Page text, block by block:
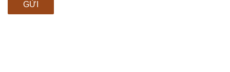
GỬI